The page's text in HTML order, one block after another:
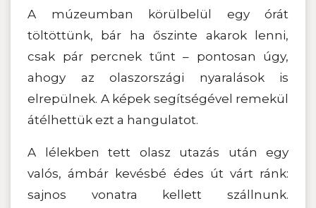
A múzeumban körülbelül egy órát
töltöttünk, bár ha őszinte akarok lenni,
csak pár percnek tűnt – pontosan úgy,
ahogy az olaszországi nyaralások is
elrepülnek. A képek segítségével remekül
átélhettük ezt a hangulatot.
A lélekben tett olasz utazás után egy
valós, ámbár kevésbé édes út várt ránk:
sajnos vonatra kellett szállnunk.